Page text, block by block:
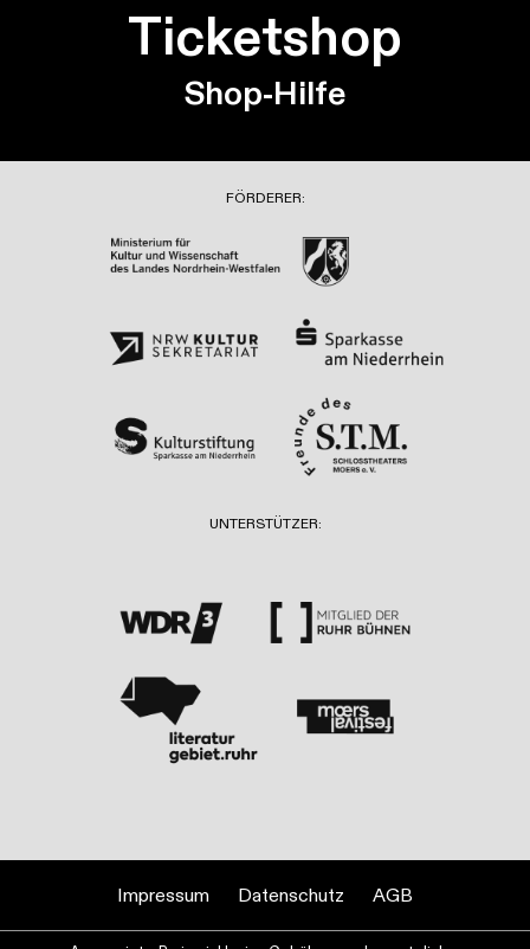
Ticketshop
Shop-Hilfe
FÖRDERER:
UNTERSTÜTZER:
Impressum Datenschutz AGB